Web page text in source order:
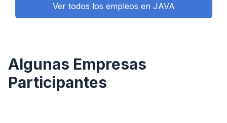
Ver todos los empleos en JAVA
Algunas Empresas
Participantes